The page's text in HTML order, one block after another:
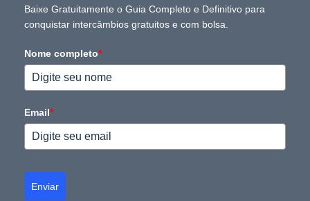
Baixe Gratuitamente o Guia Completo e Definitivo para
conquistar intercâmbios gratuitos e com bolsa.
Nome completo*
Email*
Enviar